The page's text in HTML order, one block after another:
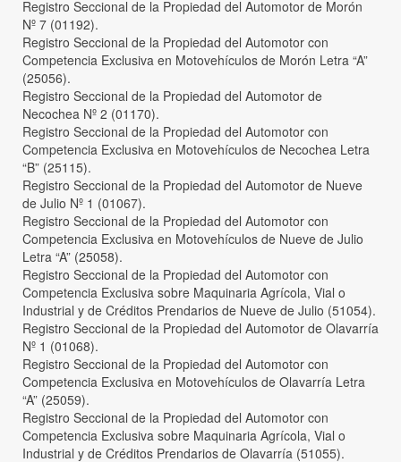
Registro Seccional de la Propiedad del Automotor de Morón
Nº 7 (01192).
Registro Seccional de la Propiedad del Automotor con
Competencia Exclusiva en Motovehículos de Morón Letra “A”
(25056).
Registro Seccional de la Propiedad del Automotor de
Necochea Nº 2 (01170).
Registro Seccional de la Propiedad del Automotor con
Competencia Exclusiva en Motovehículos de Necochea Letra
“B” (25115).
Registro Seccional de la Propiedad del Automotor de Nueve
de Julio Nº 1 (01067).
Registro Seccional de la Propiedad del Automotor con
Competencia Exclusiva en Motovehículos de Nueve de Julio
Letra “A” (25058).
Registro Seccional de la Propiedad del Automotor con
Competencia Exclusiva sobre Maquinaria Agrícola, Vial o
Industrial y de Créditos Prendarios de Nueve de Julio (51054).
Registro Seccional de la Propiedad del Automotor de Olavarría
Nº 1 (01068).
Registro Seccional de la Propiedad del Automotor con
Competencia Exclusiva en Motovehículos de Olavarría Letra
“A” (25059).
Registro Seccional de la Propiedad del Automotor con
Competencia Exclusiva sobre Maquinaria Agrícola, Vial o
Industrial y de Créditos Prendarios de Olavarría (51055).